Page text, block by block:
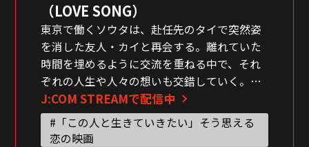
（LOVE SONG）
東京で働くソウタは、赴任先のタイで突然姿
を消した友人・カイと再会する。離れていた
時間を埋めるように交流を重ねる中で、それ
ぞれの人生や人々の想いも交錯していく。森
崎ウィンと向井康二W主演、「2gether」のチ
ャンプ監督が手がけた日タイ共同制作映画。
J:COM STREAMで配信中
#「この人と生きていきたい」そう思える
恋の映画